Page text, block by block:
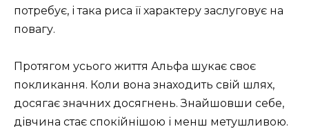
потребує, і така риса її характеру заслуговує на
повагу.
Протягом усього життя Альфа шукає своє
покликання. Коли вона знаходить свій шлях,
досягає значних досягнень. Знайшовши себе,
дівчина стає спокійнішою і менш метушливою.